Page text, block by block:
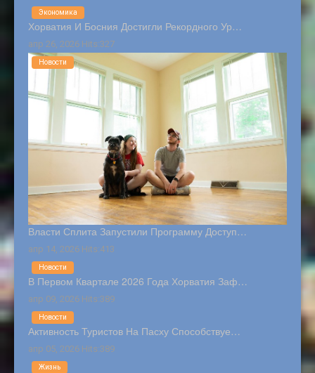
Хорватия И Босния Достигли Рекордного Ур…
апр 26, 2026 Hits:327
Экономика
Власти Сплита Запустили Программу Доступ…
апр 14, 2026 Hits:413
Новости
В Первом Квартале 2026 Года Хорватия Заф…
апр 09, 2026 Hits:389
Новости
Активность Туристов На Пасху Способствуе…
апр 05, 2026 Hits:389
Новости
Жизнь